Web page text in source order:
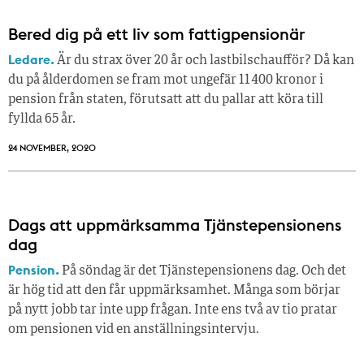
Bered dig på ett liv som fattigpensionär
Ledare.Är du strax över 20 år och lastbilschaufför? Då kan
du på ålderdomen se fram mot ungefär 11 400 kronor i
pension från staten, förutsatt att du pallar att köra till
fyllda 65 år.
24 NOVEMBER, 2020
Dags att uppmärksamma Tjänstepensionens
dag
Pension. På söndag är det Tjänstepensionens dag. Och det
är hög tid att den får uppmärksamhet. Många som börjar
på nytt jobb tar inte upp frågan. Inte ens två av tio pratar
om pensionen vid en anställningsintervju.